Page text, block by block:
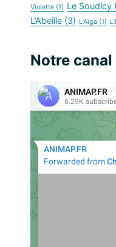
Violette (1) Le Soudicy
L’Abeille (3) L’Aïga (1)
Notre